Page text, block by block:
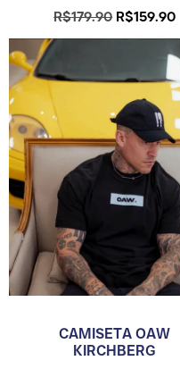
R$179.90 R$159.90
CAMISETA OAW
KIRCHBERG